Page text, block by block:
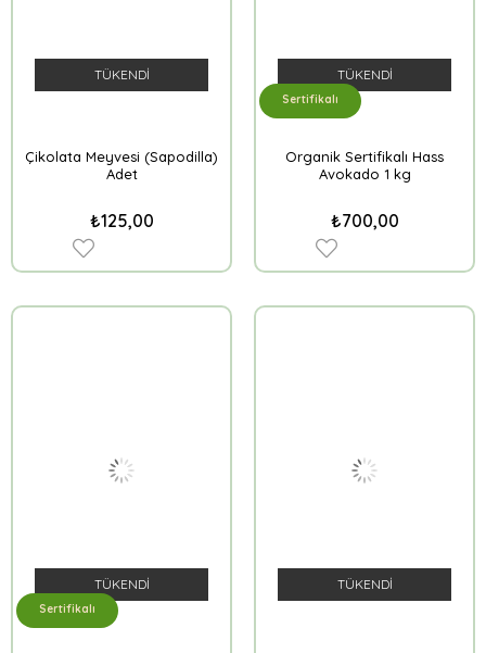
TÜKENDI
Çikolata Meyvesi (Sapodilla)
Adet
₺125,00
TÜKENDI
Organik Sertifikalı Hass
Avokado 1 kg
₺700,00
Sertifikalı
TÜKENDI
Sertifikalı
TÜKENDI